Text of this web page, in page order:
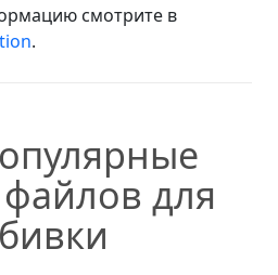
смотрите в
.
для